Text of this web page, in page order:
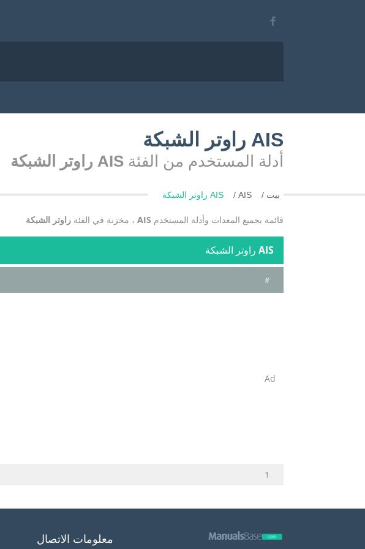
AIS راوتر الشبكة
أدلة المستخدم من الفئة AIS راوتر الشبكة
بيت AIS AIS راوتر الشبكة
قائمة بجميع المعدات وأدلة المستخدم AIS ، مخزنة في الفئة راوتر الشبكة
AIS راوتر الشبكة
#
Ad
1
معلومات الاتصال